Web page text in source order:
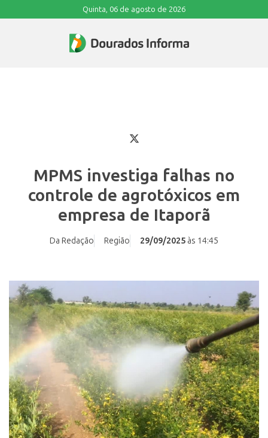
Quinta, 06 de agosto de 2026
MPMS investiga falhas no
controle de agrotóxicos em
empresa de Itaporã
Da Redação Região 29/09/2025 às 14:45